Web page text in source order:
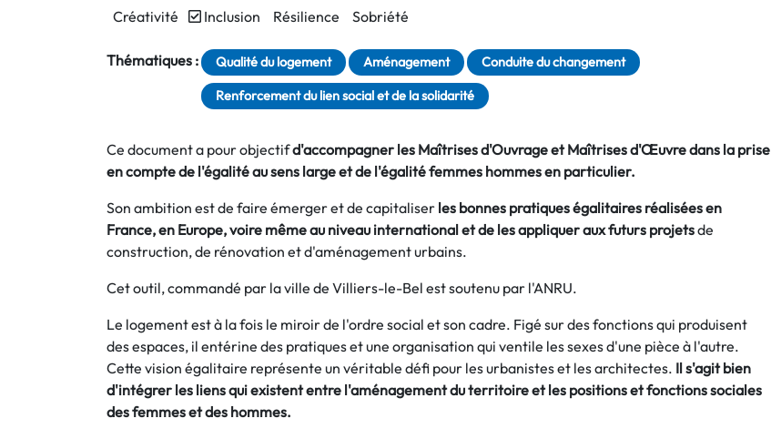
Créativité Inclusion Résilience Sobriété
Thématiques : Qualité du logement Aménagement Conduite du changement
Renforcement du lien social et de la solidarité
Ce document a pour objectifd'accompagner les Maîtrises d'Ouvrage et Maîtrises d'Œuvre dans la prise
en compte de l'égalité au sens large et de l'égalité femmes hommes en particulier.
Son ambition est de faire émerger et de capitaliser les bonnes pratiques égalitaires réalisées en
France, en Europe, voire même au niveau international et de les appliquer aux futurs projetsde
construction, de rénovation et d'aménagement urbains.
Cet outil, commandé par la ville de Villiers-le-Bel est soutenu par l'ANRU.
Le logement est à la fois le miroir de l'ordre social et son cadre. Figé sur des fonctions qui produisent
des espaces, il entérine des pratiques et une organisation qui ventile les sexes d'une pièce à l'autre.
Cette vision égalitaire représente un véritable défi pour les urbanistes et les architectes. Il s'agit bien
d'intégrer les liens qui existent entre l'aménagement du territoire et les positions et fonctions sociales
des femmes et des hommes.